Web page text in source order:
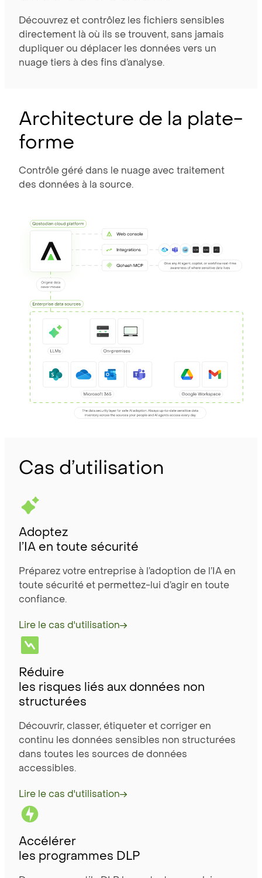
Découvrez et contrôlez les fichiers sensibles
directement là où ils se trouvent, sans jamais
dupliquer ou déplacer les données vers un
nuage tiers à des fins d’analyse.
Architecture de la plate-
forme
Contrôle géré dans le nuage avec traitement
des données à la source.
Cas d’utilisation
Adoptez
l’IA en toute sécurité
Préparez votre entreprise à l’adoption de l’IA en
toute sécurité et permettez-lui d’agir en toute
confiance.
Lire le cas d'utilisation
Réduire
les risques liés aux données non
structurées
Découvrir, classer, étiqueter et corriger en
continu les données sensibles non structurées
dans toutes les sources de données
accessibles.
Lire le cas d'utilisation
Accélérer
les programmes DLP